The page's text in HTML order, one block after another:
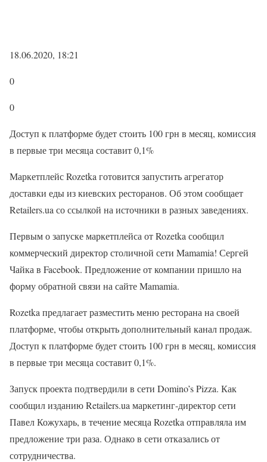
18.06.2020, 18:21
0
0
Доступ к платформе будет стоить 100 грн в месяц, комиссия
в первые три месяца составит 0,1%
Маркетплейс Rozetka готовится запустить агрегатор
доставки еды из киевских ресторанов. Об этом сообщает
Retailers.ua со ссылкой на источники в разных заведениях.
Первым о запуске маркетплейса от Rozetka сообщил
коммерческий директор столичной сети Mamamia! Сергей
Чайка в Facebook. Предложение от компании пришло на
форму обратной связи на сайте Mamamia.
Rozetka предлагает разместить меню ресторана на своей
платформе, чтобы открыть дополнительный канал продаж.
Доступ к платформе будет стоить 100 грн в месяц, комиссия
в первые три месяца составит 0,1%.
Запуск проекта подтвердили в сети Domino’s Pizza. Как
сообщил изданию Retailers.ua маркетинг-директор сети
Павел Кожухарь, в течение месяца Rozetka отправляла им
предложение три раза. Однако в сети отказались от
сотрудничества.